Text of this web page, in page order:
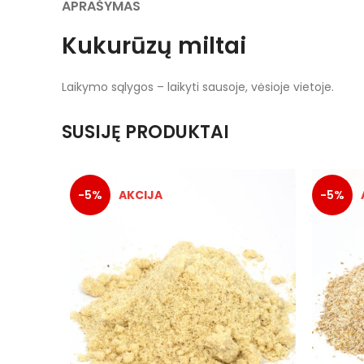
APRAŠYMAS
Kukurūzų miltai
Laikymo sąlygos – laikyti sausoje, vėsioje vietoje.
SUSIJĘ PRODUKTAI
-5% -5%